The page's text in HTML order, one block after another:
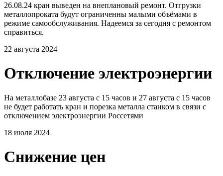
26.08.24 кран выведен на внеплановый ремонт. Отгрузки
металлопроката будут ограниченны малыми объёмами в
режиме самообслуживания. Надеемся за сегодня с ремонтом
справиться.
22 августа 2024
Отключение электроэнергии
На металлобазе 23 августа с 15 часов и 27 августа с 15 часов
не будет работать кран и порезка металла станком в связи с
отключением электроэнергии Россетями
18 июля 2024
Снижение цен